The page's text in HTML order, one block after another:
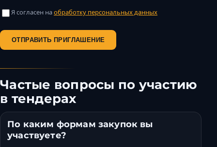
Я согласен наобработку персональных данных
ОТПРАВИТЬ ПРИГЛАШЕНИЕ
Частые вопросы по участию
в тендерах
По каким формам закупок вы
участвуете?